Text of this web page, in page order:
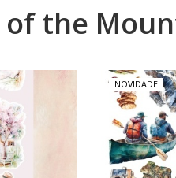
the
NOVIDADE